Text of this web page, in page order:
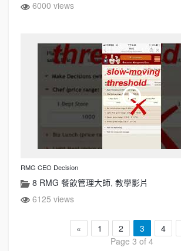
6000 views
RMG CEO Decision
8 RMG 餐飲管理大師, 教學影片
6125 views
« 1 2 3 4
Page 3 of 4